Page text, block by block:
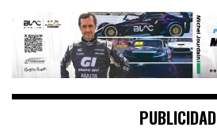
PUBLICIDAD